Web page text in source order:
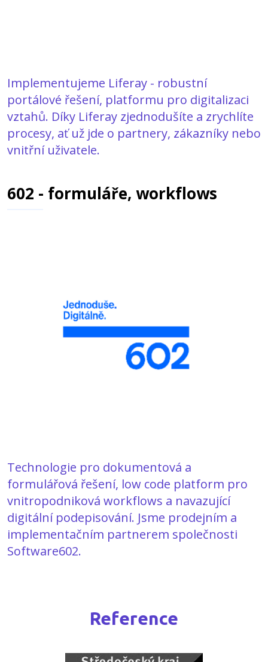
Implementujeme Liferay - robustní
portálové řešení, platformu pro digitalizaci
vztahů. Díky Liferay zjednodušíte a zrychlíte
procesy, ať už jde o partnery, zákazníky nebo
vnitřní uživatele.
602 - formuláře, workflows
Technologie pro dokumentová a
formulářová řešení, low code platform pro
vnitropodniková workflows a navazující
digitální podepisování. Jsme prodejním a
implementačním partnerem společnosti
Software602.
Reference